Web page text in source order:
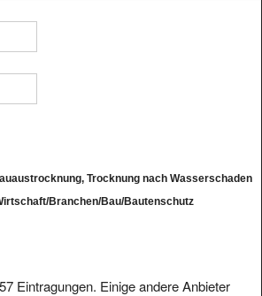
Trocknung nach Wasserschaden
Branchen/Bau/Bautenschutz
Eintragungen. Einige andere Anbieter